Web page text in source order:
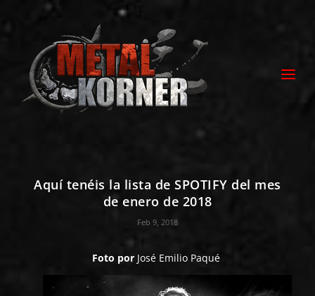
Aquí tenéis la lista de SPOTIFY del mes
de enero de 2018
Feb 9, 2018
Foto por José Emilio Paqué